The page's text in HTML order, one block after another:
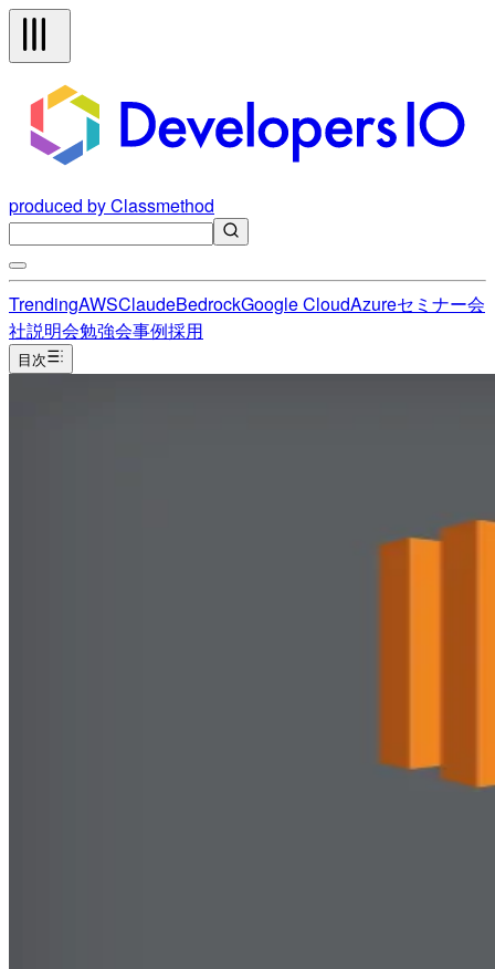
produced by Classmethod
TrendingAWSClaudeBedrockGoogle CloudAzureセミナー会
社説明会勉強会事例採用
目次